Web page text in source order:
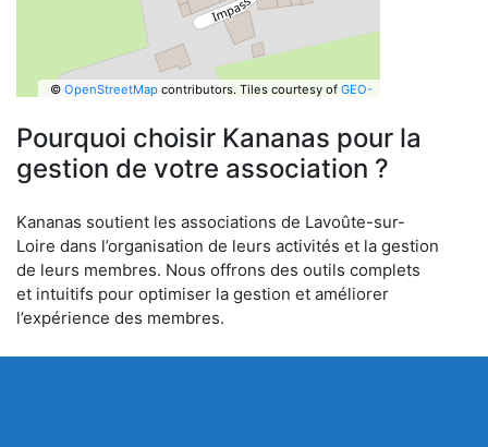
© OpenStreetMapcontributors. Tiles courtesy of GEO-
Pourquoi choisir Kananas pour la
gestion de votre association ?
Kananas soutient les associations de Lavoûte-sur-
Loire dans l’organisation de leurs activités et la gestion
de leurs membres. Nous offrons des outils complets
et intuitifs pour optimiser la gestion et améliorer
l’expérience des membres.